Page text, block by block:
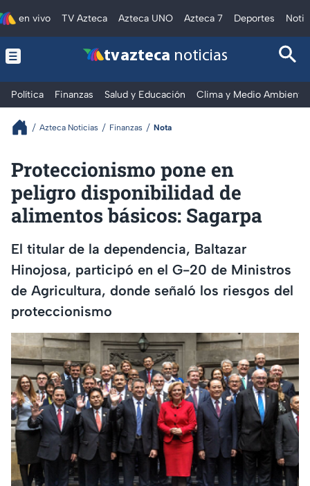
en vivo TV Azteca Azteca UNO Azteca 7 Deportes
tv azteca noticias
Política Finanzas Salud y Educación Clima y Medio Ambiente
Azteca Noticias Finanzas Nota
Proteccionismo pone en
peligro disponibilidad de
alimentos básicos: Sagarpa
El titular de la dependencia, Baltazar
Hinojosa, participó en el G-20 de Ministros
de Agricultura, donde señaló los riesgos del
proteccionismo